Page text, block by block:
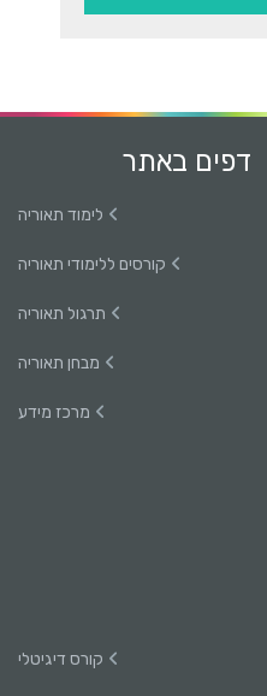
דפים באתר
לימוד תאוריה
קורסים ללימודי תאוריה
תרגול תאוריה
מבחן תאוריה
מרכז מידע
קורס דיגיטלי